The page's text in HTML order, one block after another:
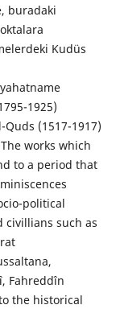
buradaki
Kudüs
1925)
(1517-1917)
works which
to a period that
political
such as
Fahreddîn
the historical